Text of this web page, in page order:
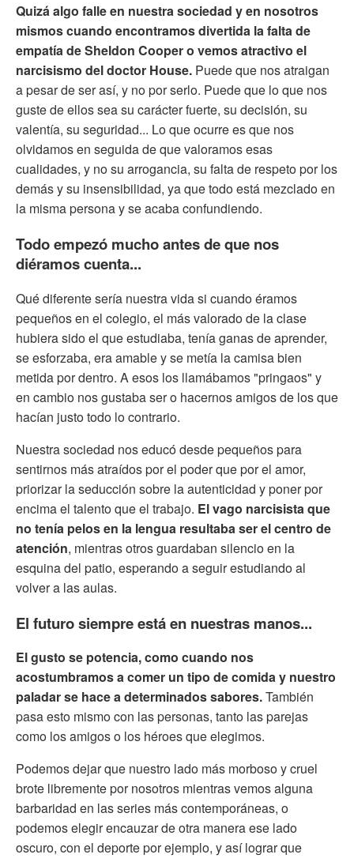
Quizá algo falle en nuestra sociedad y en nosotros
mismos cuando encontramos divertida la falta de
empatía de Sheldon Cooper o vemos atractivo el
narcisismo del doctor House. Puede que nos atraigan
a pesar de ser así, y no por serlo. Puede que lo que nos
guste de ellos sea su carácter fuerte, su decisión, su
valentía, su seguridad... Lo que ocurre es que nos
olvidamos en seguida de que valoramos esas
cualidades, y no su arrogancia, su falta de respeto por los
demás y su insensibilidad, ya que todo está mezclado en
la misma persona y se acaba confundiendo.
Todo empezó mucho antes de que nos
diéramos cuenta...
Qué diferente sería nuestra vida si cuando éramos
pequeños en el colegio, el más valorado de la clase
hubiera sido el que estudiaba, tenía ganas de aprender,
se esforzaba, era amable y se metía la camisa bien
metida por dentro. A esos los llamábamos "pringaos" y
en cambio nos gustaba ser o hacernos amigos de los que
hacían justo todo lo contrario.
Nuestra sociedad nos educó desde pequeños para
sentirnos más atraídos por el poder que por el amor,
priorizar la seducción sobre la autenticidad y poner por
encima el talento que el trabajo. El vago narcisista que
no tenía pelos en la lengua resultaba ser el centro de
atención, mientras otros guardaban silencio en la
esquina del patio, esperando a seguir estudiando al
volver a las aulas.
El futuro siempre está en nuestras manos...
El gusto se potencia, como cuando nos
acostumbramos a comer un tipo de comida y nuestro
paladar se hace a determinados sabores.También
pasa esto mismo con las personas, tanto las parejas
como los amigos o los héroes que elegimos.
Podemos dejar que nuestro lado más morboso y cruel
brote libremente por nosotros mientras vemos alguna
barbaridad en las series más contemporáneas, o
podemos elegir encauzar de otra manera ese lado
oscuro, con el deporte por ejemplo, y así lograr que